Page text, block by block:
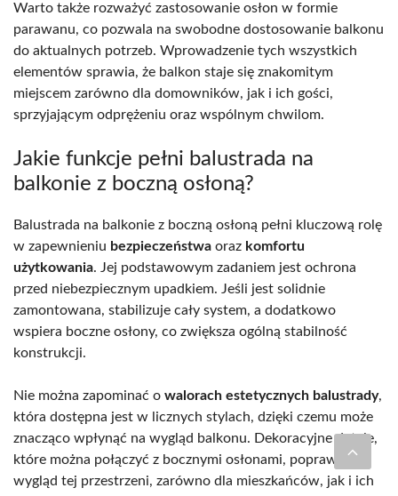
Warto także rozważyć zastosowanie osłon w formie
parawanu, co pozwala na swobodne dostosowanie balkonu
do aktualnych potrzeb. Wprowadzenie tych wszystkich
elementów sprawia, że balkon staje się znakomitym
miejscem zarówno dla domowników, jak i ich gości,
sprzyjającym odprężeniu oraz wspólnym chwilom.
Jakie funkcje pełni balustrada na
balkonie z boczną osłoną?
Balustrada na balkonie z boczną osłoną pełni kluczową rolę
w zapewnieniu bezpieczeństwa oraz komfortu
użytkowania. Jej podstawowym zadaniem jest ochrona
przed niebezpiecznym upadkiem. Jeśli jest solidnie
zamontowana, stabilizuje cały system, a dodatkowo
wspiera boczne osłony, co zwiększa ogólną stabilność
konstrukcji.
Nie można zapominać o walorach estetycznych balustrady,
która dostępna jest w licznych stylach, dzięki czemu może
znacząco wpłynąć na wygląd balkonu. Dekoracyjne detale,
które można połączyć z bocznymi osłonami, poprawiają
wygląd tej przestrzeni, zarówno dla mieszkańców, jak i ich